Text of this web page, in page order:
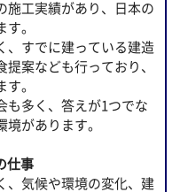
施工実績があり、日本の
。
、すでに建っている建造
案なども行っており、
。
も多く、答えが1つでな
があります。
仕事
、気候や環境の変化、建